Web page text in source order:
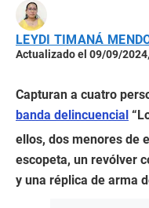
LEYDI TIMANÁ
Actualizado el 09/09/
Capturan a cuatro
banda delincuencial
ellos, dos menores de
escopeta, un revólver
y una réplica de arma